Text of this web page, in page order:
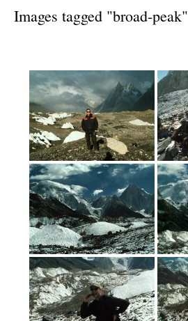
Images tagged "broad-peak"